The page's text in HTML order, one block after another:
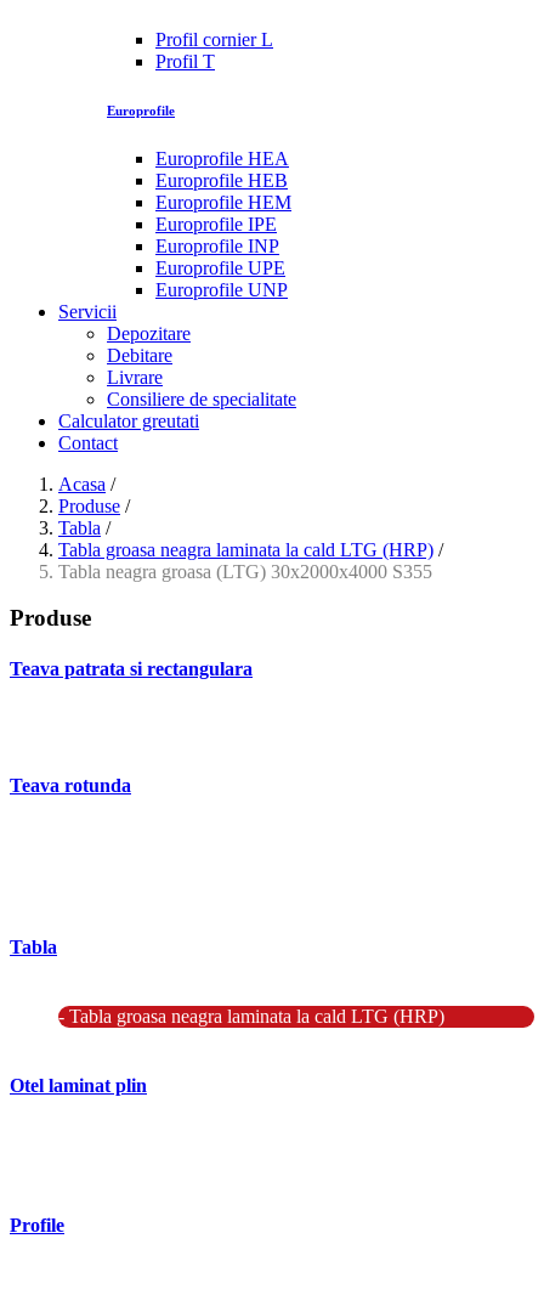
Profil cornier L
Profil T
Europrofile
Europrofile HEA
Europrofile HEB
Europrofile HEM
Europrofile IPE
Europrofile INP
Europrofile UPE
Europrofile UNP
Servicii
Depozitare
Debitare
Livrare
Consiliere de specialitate
Calculator greutati
Contact
Acasa /
Produse /
Tabla /
Tabla groasa neagra laminata la cald LTG (HRP) /
Tabla neagra groasa (LTG) 30x2000x4000 S355
Produse
Teava patrata si rectangulara
Teava rotunda
Tabla
- Tabla groasa neagra laminata la cald LTG (HRP)
Otel laminat plin
Profile